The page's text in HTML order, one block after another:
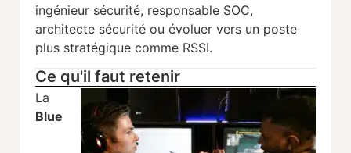
ingénieur sécurité, responsable SOC,
architecte sécurité ou évoluer vers un poste
plus stratégique comme RSSI.
Ce qu'il faut retenir
La
Blue